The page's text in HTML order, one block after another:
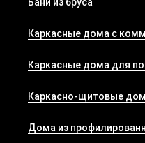
Каркасные дома с
Каркасные дома для
Каркасно-щитовые
Дома из